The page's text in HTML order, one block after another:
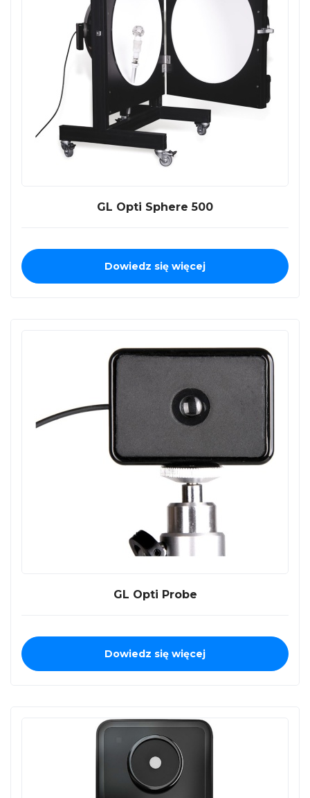
GL Opti Sphere 500
Dowiedz się więcej
GL Opti Probe
Dowiedz się więcej